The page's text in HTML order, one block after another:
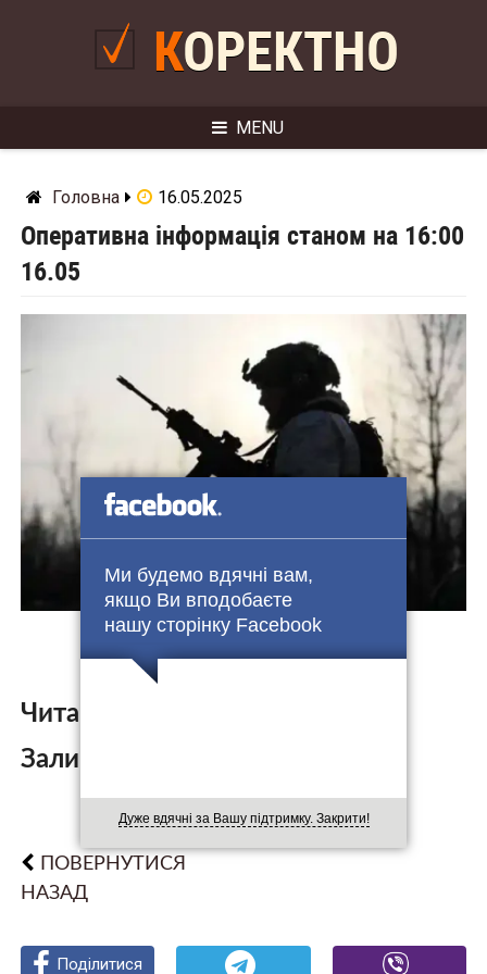
Ми будемо вдячні вам,
якщо Ви вподобаєте
нашу сторінку Facebook
Дуже вдячні за Вашу підтримку. Закрити!
КОРЕКТНО
MENU
Головна 16.05.2025
Оперативна інформація станом на 16:00
16.05
Читайте також:
Залишити коментар:
ПОВЕРНУТИСЯ
НАЗАД
Поділитися